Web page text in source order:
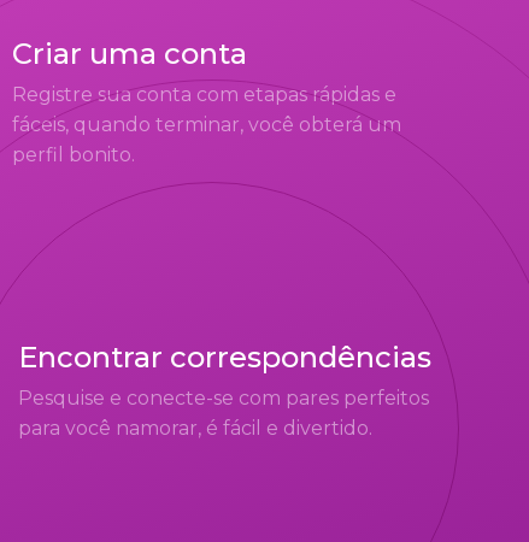
Criar uma conta
Registre sua conta com etapas rápidas e
fáceis, quando terminar, você obterá um
perfil bonito.
Encontrar correspondências
Pesquise e conecte-se com pares perfeitos
para você namorar, é fácil e divertido.